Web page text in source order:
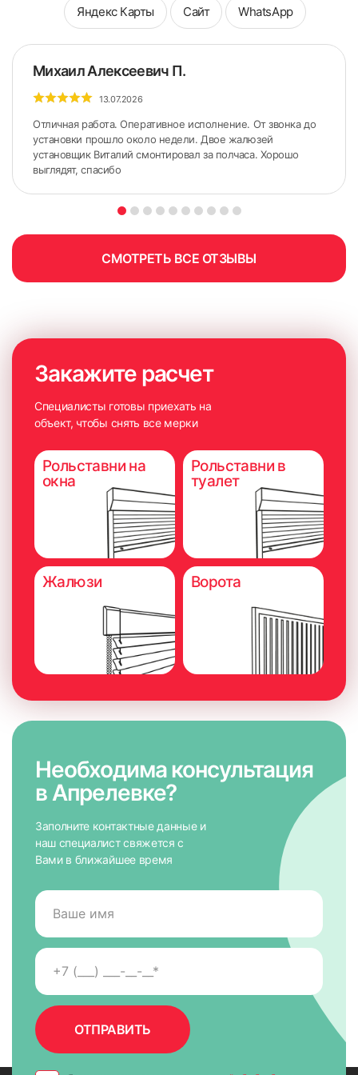
5. По сделанным ранее меткам приложить карниз.
точного горизонтального расположения карниза.
6. Плотно прижать карниз на 5-10 секунд для максимально
надёжного приклеивания.
7. На направляющих снять защитную пленку для скотча,
приложить к окну и крепко прижать по всей высоте на 5-
10 сек. для максимально надежного крепления.
Яндекс Карты Сайт WhatsApp
Михаил Алексеевич П.
13.07.2026
Отличная работа. Оперативное исполнение. От звонка до
установки прошло около недели. Двое жалюзей
установщик Виталий смонтировал за полчаса. Хорошо
выглядят, спасибо
СМОТРЕТЬ ВСЕ ОТЗЫВЫ
Закажите расчет
Специалисты готовы приехать на
объект, чтобы снять все мерки
Рольставни на
окна
Рольставни в
туалет
Жалюзи Ворота
Необходима консультация
в Апрелевке?
Заполните контактные данные и
наш специалист свяжется с
Вами в ближайшее время